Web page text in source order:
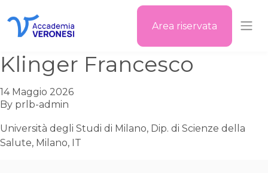
Area riservata
Klinger Francesco
14 Maggio 2026
By prlb-admin
Università degli Studi di Milano, Dip. di Scienze della
Salute, Milano, IT